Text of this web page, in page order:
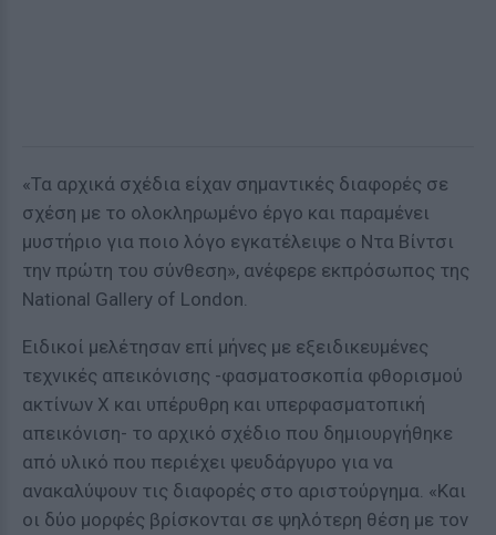
«Τα αρχικά σχέδια είχαν σημαντικές διαφορές σε
σχέση με το ολοκληρωμένο έργο και παραμένει
μυστήριο για ποιο λόγο εγκατέλειψε ο Ντα Βίντσι
την πρώτη του σύνθεση», ανέφερε εκπρόσωπος της
National Gallery of London.
Ειδικοί μελέτησαν επί μήνες με εξειδικευμένες
τεχνικές απεικόνισης -φασματοσκοπία φθορισμού
ακτίνων Χ και υπέρυθρη και υπερφασματοπική
απεικόνιση- το αρχικό σχέδιο που δημιουργήθηκε
από υλικό που περιέχει ψευδάργυρο για να
ανακαλύψουν τις διαφορές στο αριστούργημα. «Και
οι δύο μορφές βρίσκονται σε ψηλότερη θέση με τον